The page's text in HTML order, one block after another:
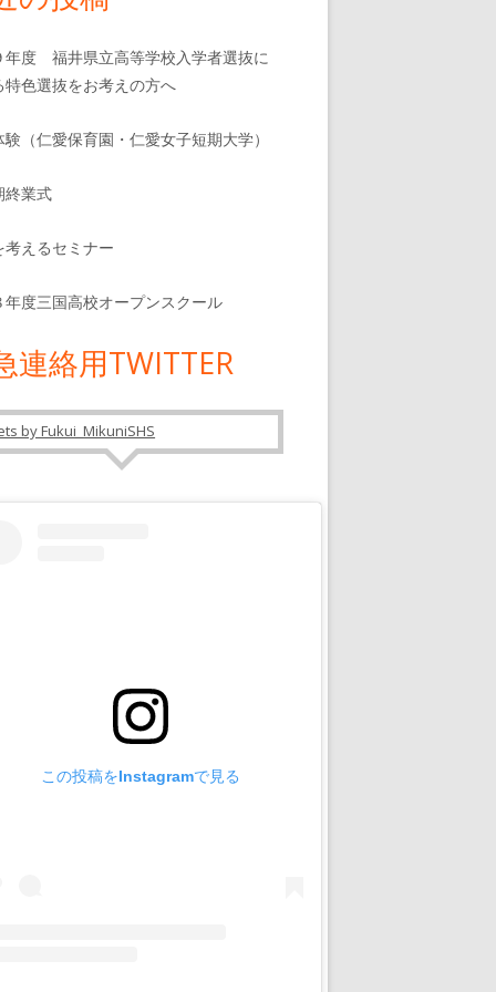
年度 福井県立高等学校入学者選抜に
特色選抜をお考えの方へ
験（仁愛保育園・仁愛女子短期大学）
終業式
考えるセミナー
年度三国高校オープンスクール
連絡用TWITTER
by Fukui_MikuniSHS
この投稿をInstagramで見る